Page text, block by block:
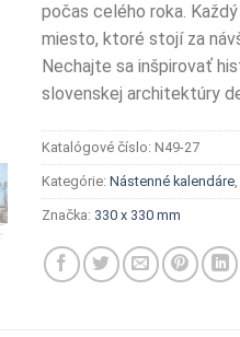
počas celého roka.
miesto, ktoré stojí za
Nechajte sa inšpirovať
slovenskej architektúry
Katalógové číslo:N49-27
Kategórie:Nástenné kalendáre
Značka: 330 x 330 mm